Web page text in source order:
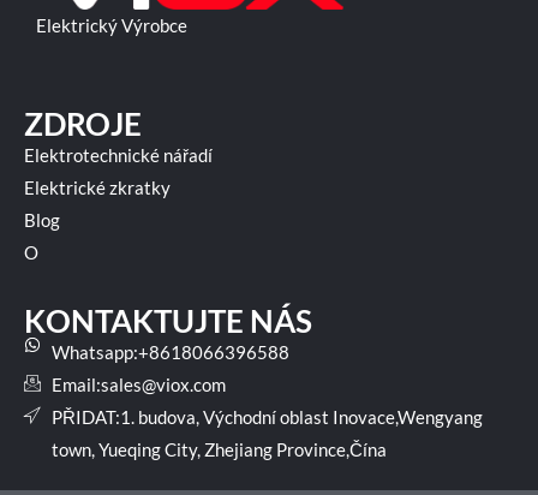
Elektrický Výrobce
ZDROJE
Elektrotechnické nářadí
Elektrické zkratky
Blog
O
KONTAKTUJTE NÁS
Whatsapp:+8618066396588
Email:sales@viox.com
PŘIDAT:1. budova, Východní oblast Inovace,Wengyang
town, Yueqing City, Zhejiang Province,Čína